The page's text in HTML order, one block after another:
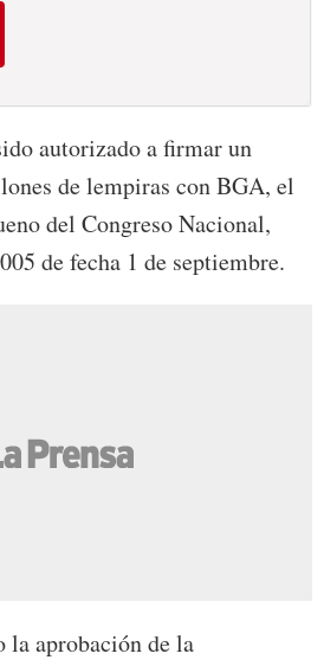
autorizado a firmar un
de lempiras con BGA, el
del Congreso Nacional,
de fecha 1 de septiembre.
la aprobación de la